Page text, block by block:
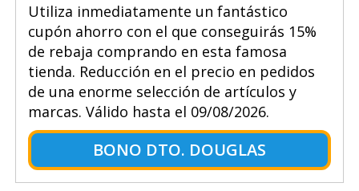
Utiliza inmediatamente un fantástico
cupón ahorro con el que conseguirás 15%
de rebaja comprando en esta famosa
tienda. Reducción en el precio en pedidos
de una enorme selección de artículos y
marcas. Válido hasta el 09/08/2026.
BONO DTO. DOUGLAS